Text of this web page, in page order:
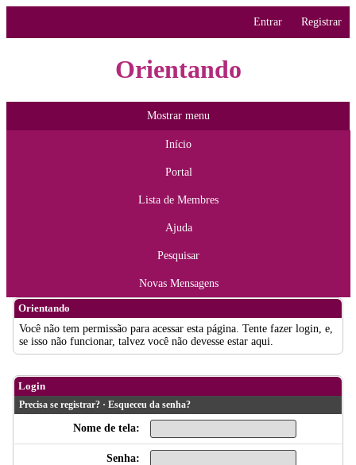
Entrar Registrar
Orientando
Mostrar menu
Início
Portal
Lista de Membres
Ajuda
Pesquisar
Novas Mensagens
Orientando
Você não tem permissão para acessar esta página. Tente fazer login, e,
se isso não funcionar, talvez você não devesse estar aqui.
Login
Precisa se registrar? · Esqueceu da senha?
Nome de tela:
Senha: